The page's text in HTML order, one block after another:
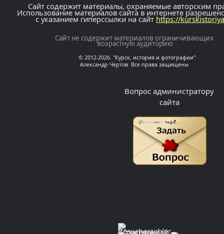
Сайт содержит материалы, охраняемые авторским
Использование материалов сайта в интернете
с указанием гиперссылки на сайтhttps://
Сайт не содержит материалов ограничивающих
возрастную аудиторию
© 2012-2026. "Курск, история и фотографии"
Александр Чертов Все права защищены
Вопрос администратору
сайта